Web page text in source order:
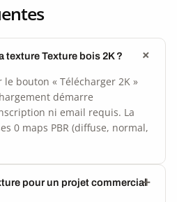
texture Texture bois 2K ?
bouton « Télécharger 2K »
démarre
ni email requis. La
0 maps PBR (diffuse, normal,
pour un projet commercial